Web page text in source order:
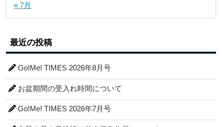
« 7月
最近の投稿
Go!Me! TIMES 2026年8月号
お盆期間の受入れ時間について
Go!Me! TIMES 2026年7月号